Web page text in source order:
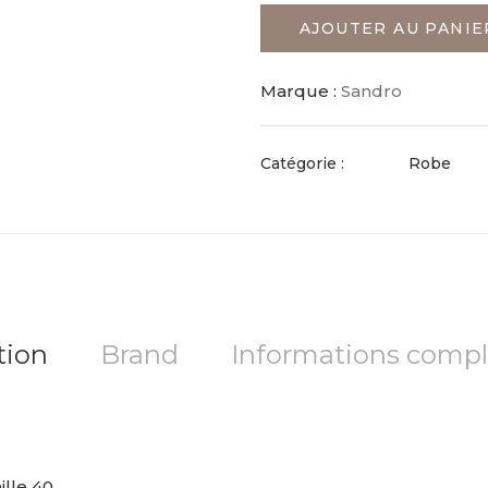
AJOUTER AU
Marque : Sandro
Catégorie : Robe
Brand Informations